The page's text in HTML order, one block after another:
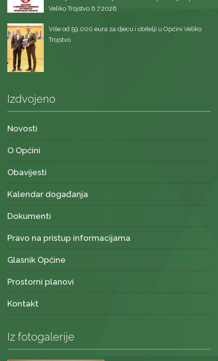
Veliko Trojstvo 6.7.2026.
Više od 59.000 eura za djecu i obitelji u Općini Veliko
Trojstvo
Izdvojeno
Novosti
O Općini
Obavijesti
Kalendar događanja
Dokumenti
Pravo na pristup informacijama
Glasnik Općine
Prostorni planovi
Kontakt
Iz fotogalerije